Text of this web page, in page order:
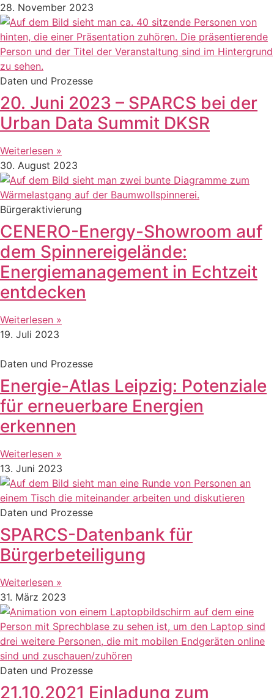
28. November 2023
Daten und Prozesse
20. Juni 2023 – SPARCS bei der
Urban Data Summit DKSR
Weiterlesen »
30. August 2023
Bürgeraktivierung
CENERO-Energy-Showroom auf
dem Spinnereigelände:
Energiemanagement in Echtzeit
entdecken
Weiterlesen »
19. Juli 2023
Daten und Prozesse
Energie-Atlas Leipzig: Potenziale
für erneuerbare Energien
erkennen
Weiterlesen »
13. Juni 2023
Daten und Prozesse
SPARCS-Datenbank für
Bürgerbeteiligung
Weiterlesen »
31. März 2023
Daten und Prozesse
21.10.2021 Einladung zum